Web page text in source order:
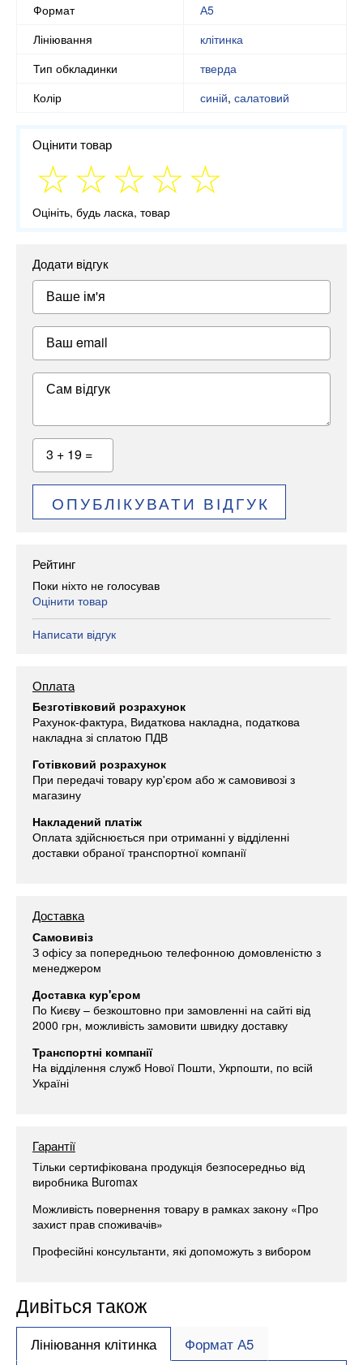
Формат
А5
Лініювання
клітинка
Тип обкладинки
тверда
Колір
синій, салатовий
Оцінити товар
Оцініть, будь ласка, товар
Додати відгук
Ваше ім'я
Ваш email
Сам відгук
3 + 19 =
ОПУБЛІКУВАТИ ВІДГУК
Рейтинг
Поки ніхто не голосував
Оцінити товар
Написати відгук
Оплата
Безготівковий розрахунок
Рахунок-фактура, Видаткова накладна, податкова
накладна зі сплатою ПДВ
Готівковий розрахунок
При передачі товару кур'єром або ж самовивозі з
магазину
Накладений платіж
Оплата здійснюється при отриманні у відділенні
доставки обраної транспортної компанії
Доставка
Самовивіз
З офісу за попередньою телефонною домовленістю з
менеджером
Доставка кур'єром
По Києву – безкоштовно при замовленні на сайті від
2000 грн, можливість замовити швидку доставку
Транспортні компанії
На відділення служб Нової Пошти, Укрпошти, по всій
Україні
Гарантії
Тільки сертифікована продукція безпосередньо від
виробника Buromax
Можливість повернення товару в рамках закону «Про
захист прав споживачів»
Професійні консультанти, які допоможуть з вибором
Дивіться також
Лініювання клітинка Формат А5